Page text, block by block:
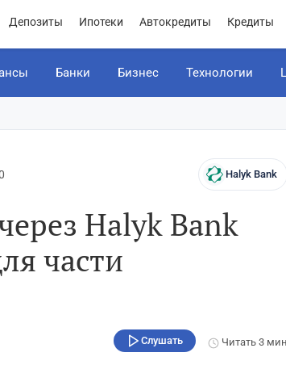
Депозиты Ипотеки Автокредиты Кредиты
Банки Бизнес Технологии
Halyk Bank
Halyk Bank
части
Слушать Читать3 мин